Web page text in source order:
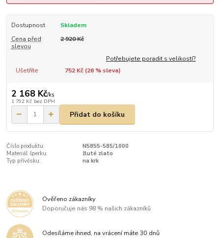
Dostupnost
Skladem
Cena před
slevou
2 920 Kč
Potřebujete poradit s velikostí?
Ušetříte
752 Kč (26% sleva)
2 168 Kč/ks
1 792 Kč bez DPH
Přidat do košíku
Číslo produktu:
N5855-585/1000
Materiál šperku:
žluté zlato
Typ přívěsku:
na krk
Ověřeno zákazníky
Doporučuje nás 98 % našich zákazníků
Odesíláme ihned, na vrácení máte 30 dnů